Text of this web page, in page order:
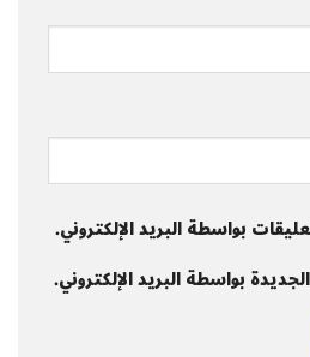
بواسطة البريد الإلكتروني.
بواسطة البريد الإلكتروني.